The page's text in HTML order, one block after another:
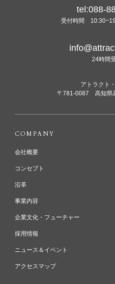
tel:088-
受付時間
24時間
アトラクト
〒781-0087 高知県
COMPANY
会社概要
コンセプト
沿革
事業内容
企業文化・フューチャー
採用情報
ニュース＆イベント
アクセスマップ